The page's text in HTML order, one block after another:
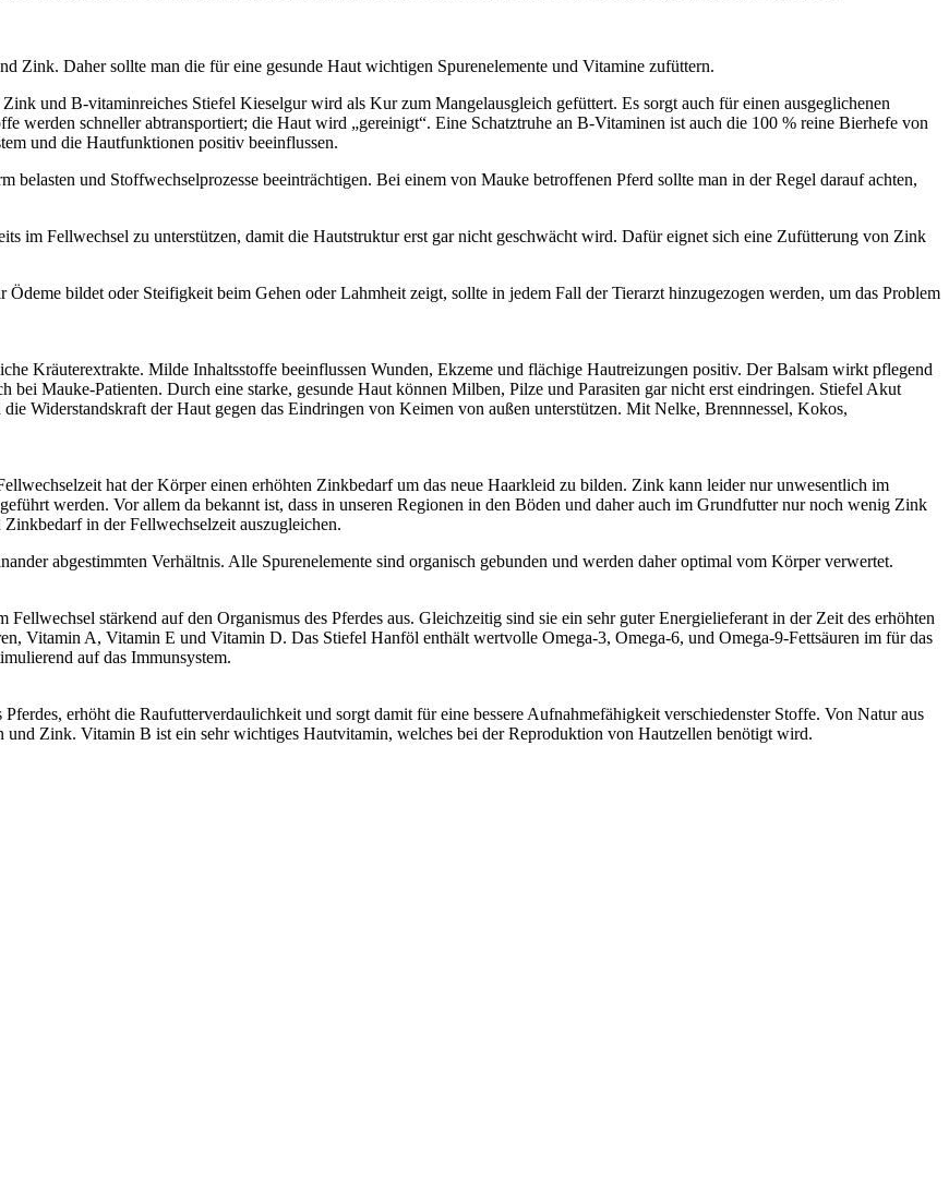
Zink. Daher sollte man die für eine gesunde Haut wichtigen Spurenelemente und Vitamine zufüttern.
und B-vitaminreiches Stiefel Kieselgur wird als Kur zum Mangelausgleich gefüttert. Es sorgt auch für einen ausgeglichenen
werden schneller abtransportiert; die Haut wird „gereinigt“. Eine Schatztruhe an B-Vitaminen ist auch die 100 % reine Bierhefe von
und die Hautfunktionen positiv beeinflussen.
belasten und Stoffwechselprozesse beeinträchtigen. Bei einem von Mauke betroffenen Pferd sollte man in der Regel darauf achten,
im Fellwechsel zu unterstützen, damit die Hautstruktur erst gar nicht geschwächt wird. Dafür eignet sich eine Zufütterung von Zink
bildet oder Steifigkeit beim Gehen oder Lahmheit zeigt, sollte in jedem Fall der Tierarzt hinzugezogen werden, um das Problem
Kräuterextrakte. Milde Inhaltsstoffe beeinflussen Wunden, Ekzeme und flächige Hautreizungen positiv. Der Balsam wirkt pflegend
bei Mauke-Patienten. Durch eine starke, gesunde Haut können Milben, Pilze und Parasiten gar nicht erst eindringen. Stiefel Akut
Widerstandskraft der Haut gegen das Eindringen von Keimen von außen unterstützen. Mit Nelke, Brennnessel, Kokos,
hat der Körper einen erhöhten Zinkbedarf um das neue Haarkleid zu bilden. Zink kann leider nur unwesentlich im
werden. Vor allem da bekannt ist, dass in unseren Regionen in den Böden und daher auch im Grundfutter nur noch wenig Zink
in der Fellwechselzeit auszugleichen.
abgestimmten Verhältnis. Alle Spurenelemente sind organisch gebunden und werden daher optimal vom Körper verwertet.
stärkend auf den Organismus des Pferdes aus. Gleichzeitig sind sie ein sehr guter Energielieferant in der Zeit des erhöhten
Vitamin A, Vitamin E und Vitamin D. Das Stiefel Hanföl enthält wertvolle Omega-3, Omega-6, und Omega-9-Fettsäuren im für das
auf das Immunsystem.
erhöht die Raufutterverdaulichkeit und sorgt damit für eine bessere Aufnahmefähigkeit verschiedenster Stoffe. Von Natur aus
und Zink. Vitamin B ist ein sehr wichtiges Hautvitamin, welches bei der Reproduktion von Hautzellen benötigt wird.